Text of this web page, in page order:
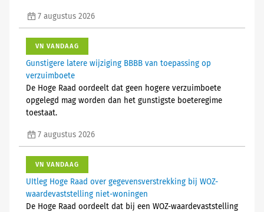
7 augustus 2026
VN VANDAAG
Gunstigere latere wijziging BBBB van toepassing op
verzuimboete
De Hoge Raad oordeelt dat geen hogere verzuimboete
opgelegd mag worden dan het gunstigste boeteregime
toestaat.
7 augustus 2026
VN VANDAAG
UItleg Hoge Raad over gegevensverstrekking bij WOZ-
waardevaststelling niet-woningen
De Hoge Raad oordeelt dat bij een WOZ-waardevaststelling